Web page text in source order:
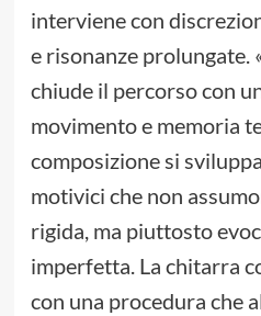
interviene con
e risonanze prolungate.
chiude il percorso con
movimento e memoria
composizione si
motivici che non
rigida, ma piuttosto
imperfetta. La chitarra
con una procedura che